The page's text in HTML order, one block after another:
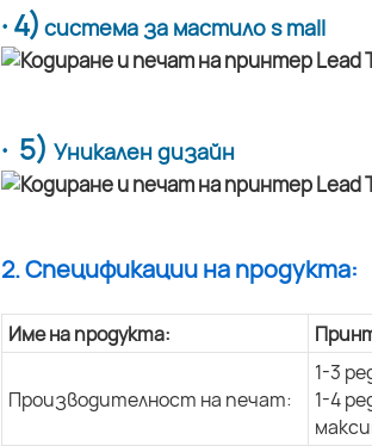
· 4) система за мастило s mall
· 5)Уникален дизайн
2. Спецификации на продукта:
Име на продукта:
Производителност на печат:
1-3
1-4